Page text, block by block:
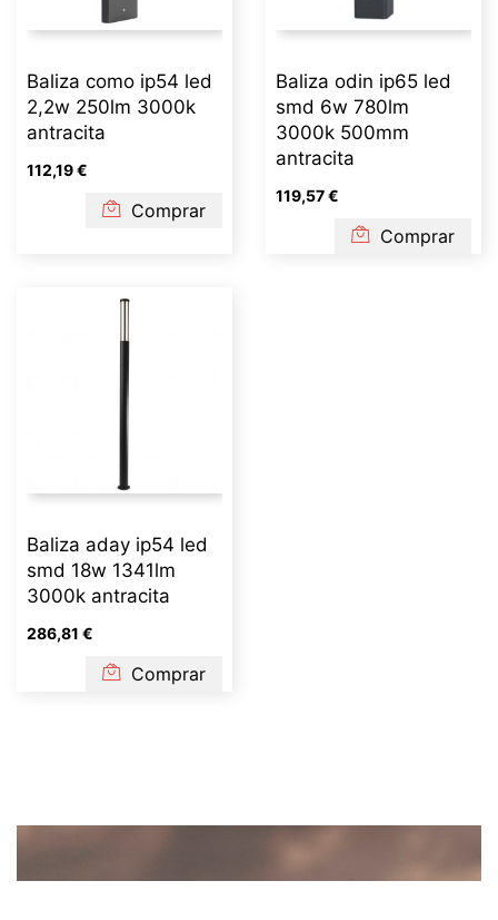
Baliza como ip54 led
2,2w 250lm 3000k
antracita
112,19 €
Comprar
Baliza odin ip65 led
smd 6w 780lm
3000k 500mm
antracita
119,57 €
Comprar
Baliza aday ip54 led
smd 18w 1341lm
3000k antracita
286,81 €
Comprar